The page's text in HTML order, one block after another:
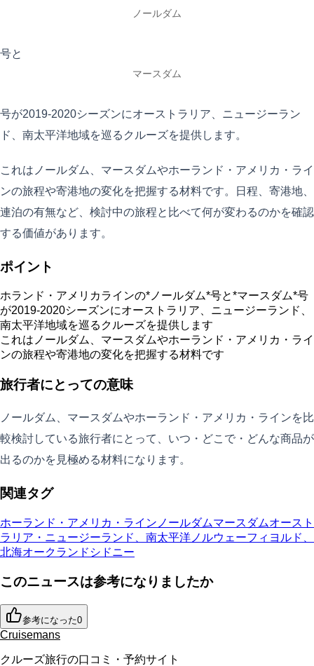
ノールダム
号と
マースダム
号が2019-2020シーズンにオーストラリア、ニュージーラン
ド、南太平洋地域を巡るクルーズを提供します。
これはノールダム、マースダムやホーランド・アメリカ・ライ
ンの旅程や寄港地の変化を把握する材料です。日程、寄港地、
連泊の有無など、検討中の旅程と比べて何が変わるのかを確認
する価値があります。
ポイント
ホランド・アメリカラインの*ノールダム*号と*マースダム*号
が2019-2020シーズンにオーストラリア、ニュージーランド、
南太平洋地域を巡るクルーズを提供します
これはノールダム、マースダムやホーランド・アメリカ・ライ
ンの旅程や寄港地の変化を把握する材料です
旅行者にとっての意味
ノールダム、マースダムやホーランド・アメリカ・ラインを比
較検討している旅行者にとって、いつ・どこで・どんな商品が
出るのかを見極める材料になります。
関連タグ
ホーランド・アメリカ・ライン ノールダムマースダムオースト
ラリア・ニュージーランド、南太平洋 ノルウェーフィヨルド、
北海オークランド シドニー
このニュースは参考になりましたか
参考になった0
Cruisemans
クルーズ旅行の口コミ・予約サイト